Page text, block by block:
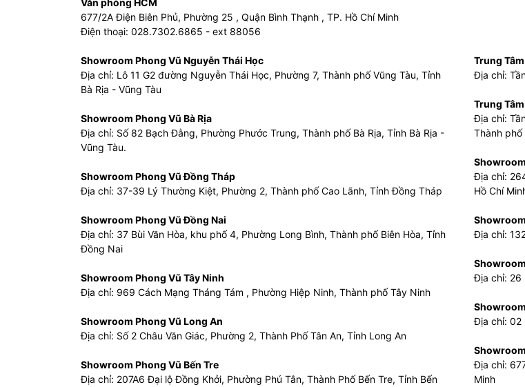
Văn phòng HCM
677/2A Điện Biên Phủ, Phường 25 , Quận Bình Thạnh , TP. Hồ Chí Minh
Điện thoại: 028.7302.6865 - ext 88056
Showroom Phong Vũ Nguyễn Thái Học
Địa chỉ: Lô 11 G2 đường Nguyễn Thái Học, Phường 7, Thành phố Vũng Tàu, Tỉnh
Bà Rịa - Vũng Tàu
Showroom Phong Vũ Bà Rịa
Địa chỉ: Số 82 Bạch Đằng, Phường Phước Trung, Thành phố Bà Rịa, Tỉnh Bà Rịa -
Vũng Tàu.
Showroom Phong Vũ Đồng Tháp
Địa chỉ: 37-39 Lý Thường Kiệt, Phường 2, Thành phố Cao Lãnh, Tỉnh Đồng Tháp
Showroom Phong Vũ Đồng Nai
Địa chỉ: 37 Bùi Văn Hòa, khu phố 4, Phường Long Bình, Thành phố Biên Hòa, Tỉnh
Đồng Nai
Showroom Phong Vũ Tây Ninh
Địa chỉ: 969 Cách Mạng Tháng Tám , Phường Hiệp Ninh, Thành phố Tây Ninh
Showroom Phong Vũ Long An
Địa chỉ: Số 2 Châu Văn Giác, Phường 2, Thành Phố Tân An, Tỉnh Long An
Showroom Phong Vũ Bến Tre
Địa chỉ: 207A6 Đại lộ Đồng Khởi, Phường Phú Tân, Thành Phố Bến Tre, Tỉnh Bến
Trung
Địa chỉ:
Trung
Địa chỉ:
Thành phố
Địa chỉ:
Hồ Chí
Địa chỉ:
Địa chỉ: 26
Địa chỉ: 02
Địa chỉ:
Minh